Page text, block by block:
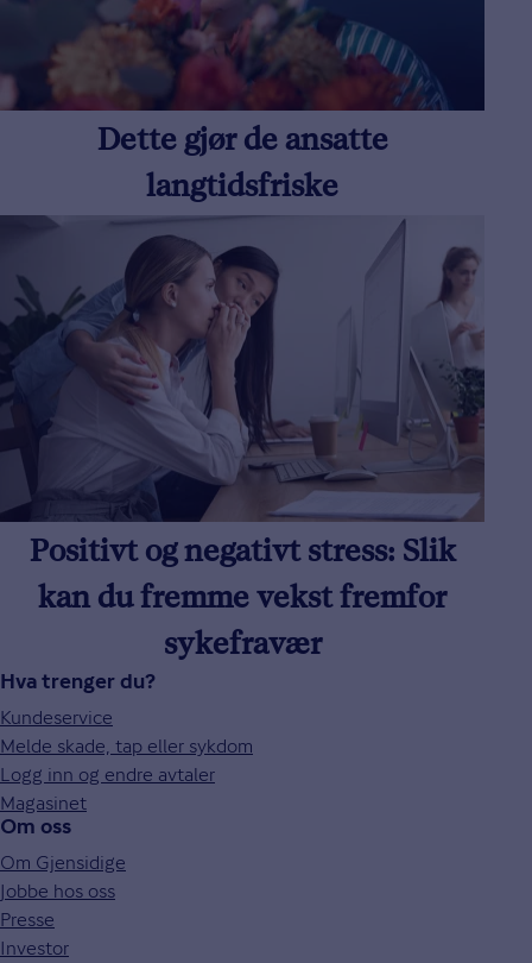
Dette gjør de ansatte
langtidsfriske
Positivt og negativt stress: Slik
kan du fremme vekst fremfor
sykefravær
Hva trenger du?
Kundeservice
Melde skade, tap eller sykdom
Logg inn og endre avtaler
Magasinet
Om oss
Om Gjensidige
Jobbe hos oss
Presse
Investor